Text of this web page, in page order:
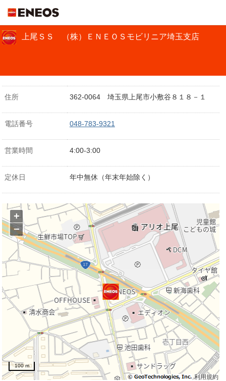
上尾ＳＳ （株）ＥＮＥＯＳモビリニア埼玉支店
住所 362-0064 埼玉県上尾市小敷谷８１８－１
電話番号 048-783-9321
営業時間 4:00-3:00
定休日 年中無休（年末年始除く）
利用規約
+
−
100 m